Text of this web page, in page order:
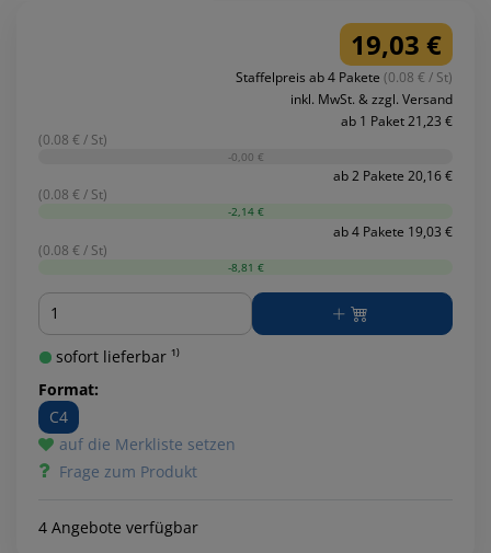
19,03 €
Staffelpreis ab 4 Pakete (0.08 € / St)
inkl. MwSt. & zzgl. Versand
ab 1 Paket 21,23 €
(0.08 € / St)
-0,00 €
ab 2 Pakete 20,16 €
(0.08 € / St)
-2,14 €
ab 4 Pakete 19,03 €
(0.08 € / St)
-8,81 €
Menge
sofort lieferbar ¹⁾
Format:
C4
auf die Merkliste setzen
Frage zum Produkt
4 Angebote verfügbar